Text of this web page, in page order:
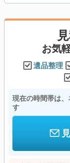
お気
遺品整理
現在の時間帯は
す